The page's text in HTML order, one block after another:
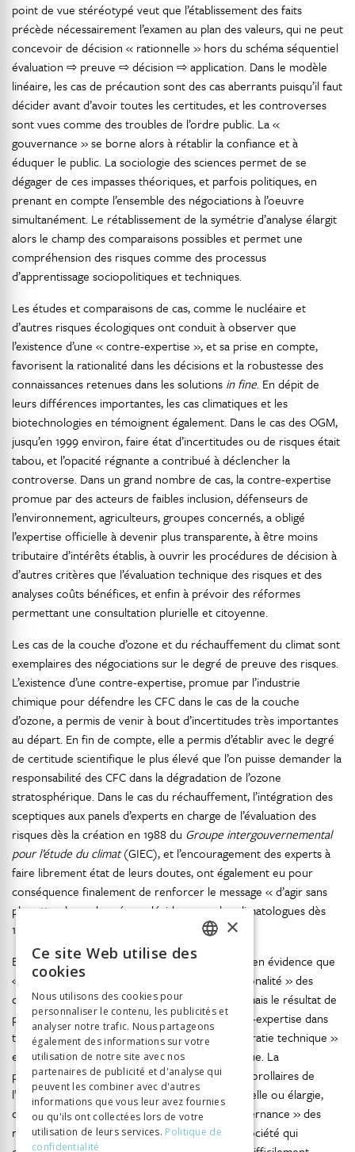
point de vue stéréotypé veut que l’établissement des faits
précède nécessairement l’examen au plan des valeurs, qui ne peut
concevoir de décision « rationnelle » hors du schéma séquentiel
évaluation ⇨ preuve ⇨ décision ⇨ application. Dans le modèle
linéaire, les cas de précaution sont des cas aberrants puisqu’il faut
décider avant d’avoir toutes les certitudes, et les controverses
sont vues comme des troubles de l’ordre public. La «
gouvernance » se borne alors à rétablir la confiance et à
éduquer le public. La sociologie des sciences permet de se
dégager de ces impasses théoriques, et parfois politiques, en
prenant en compte l’ensemble des négociations à l’oeuvre
simultanément. Le rétablissement de la symétrie d’analyse élargit
alors le champ des comparaisons possibles et permet une
compréhension des risques comme des processus
d’apprentissage sociopolitiques et techniques.
Les études et comparaisons de cas, comme le nucléaire et
d’autres risques écologiques ont conduit à observer que
l’existence d’une « contre-expertise », et sa prise en compte,
favorisent la rationalité dans les décisions et la robustesse des
connaissances retenues dans les solutions in fine. En dépit de
leurs différences importantes, les cas climatiques et les
biotechnologies en témoignent également. Dans le cas des OGM,
jusqu’en 1999 environ, faire état d’incertitudes ou de risques était
tabou, et l’opacité régnante a contribué à déclencher la
controverse. Dans un grand nombre de cas, la contre-expertise
promue par des acteurs de faibles inclusion, défenseurs de
l’environnement, agriculteurs, groupes concernés, a obligé
l’expertise officielle à devenir plus transparente, à être moins
tributaire d’intérêts établis, à ouvrir les procédures de décision à
d’autres critères que l’évaluation technique des risques et des
analyses coûts bénéfices, et enfin à prévoir des réformes
permettant une consultation plurielle et citoyenne.
Les cas de la couche d’ozone et du réchauffement du climat sont
exemplaires des négociations sur le degré de preuve des risques.
L’existence d’une contre-expertise, promue par l’industrie
chimique pour défendre les CFC dans le cas de la couche
d’ozone, a permis de venir à bout d’incertitudes très importantes
au départ. En fin de compte, elle a permis d’établir avec le degré
de certitude scientifique le plus élevé que l’on puisse demander la
responsabilité des CFC dans la dégradation de l’ozone
stratosphérique. Dans le cas du réchauffement, l’intégration des
sceptiques aux panels d’experts en charge de l’évaluation des
risques dès la création en 1988 du Groupe intergouvernemental
pour l’étude du climat(GIEC), et l’encouragement des experts à
faire librement état de leurs doutes, ont également eu pour
conséquence finalement de renforcer le message « d’agir sans
plus attendre » donné aux décideurs par les climatologues dès
1995.
En conclusion, le modèle de la négociation met en évidence que
« l’objectivité » de l’expertise, ainsi que la « rationalité » des
décisions ne sont pas des propriétés données mais le résultat de
processus. La comparaison du rôle de la contre-expertise dans
tous ces cas montre également que la « démocratie technique »
est une condition de la modernisation écologique. La
participation citoyenne et la consultation sont corollaires de
l’existence de contre-expertise, d’expertise plurielle ou élargie,
donc de redistribution de l’expertise. La « gouvernance » des
risques, la participation, les interfaces science-société qui
ITALIAN
×
Ce site Web utilise des
cookies
Nous utilisons des cookies pour
personnaliser le contenu, les publicités et
analyser notre trafic. Nous partageons
également des informations sur votre
utilisation de notre site avec nos
partenaires de publicité et d'analyse qui
peuvent les combiner avec d'autres
informations que vous leur avez fournies
ou qu'ils ont collectées lors de votre
utilisation de leurs services. Politique de
confidentialité